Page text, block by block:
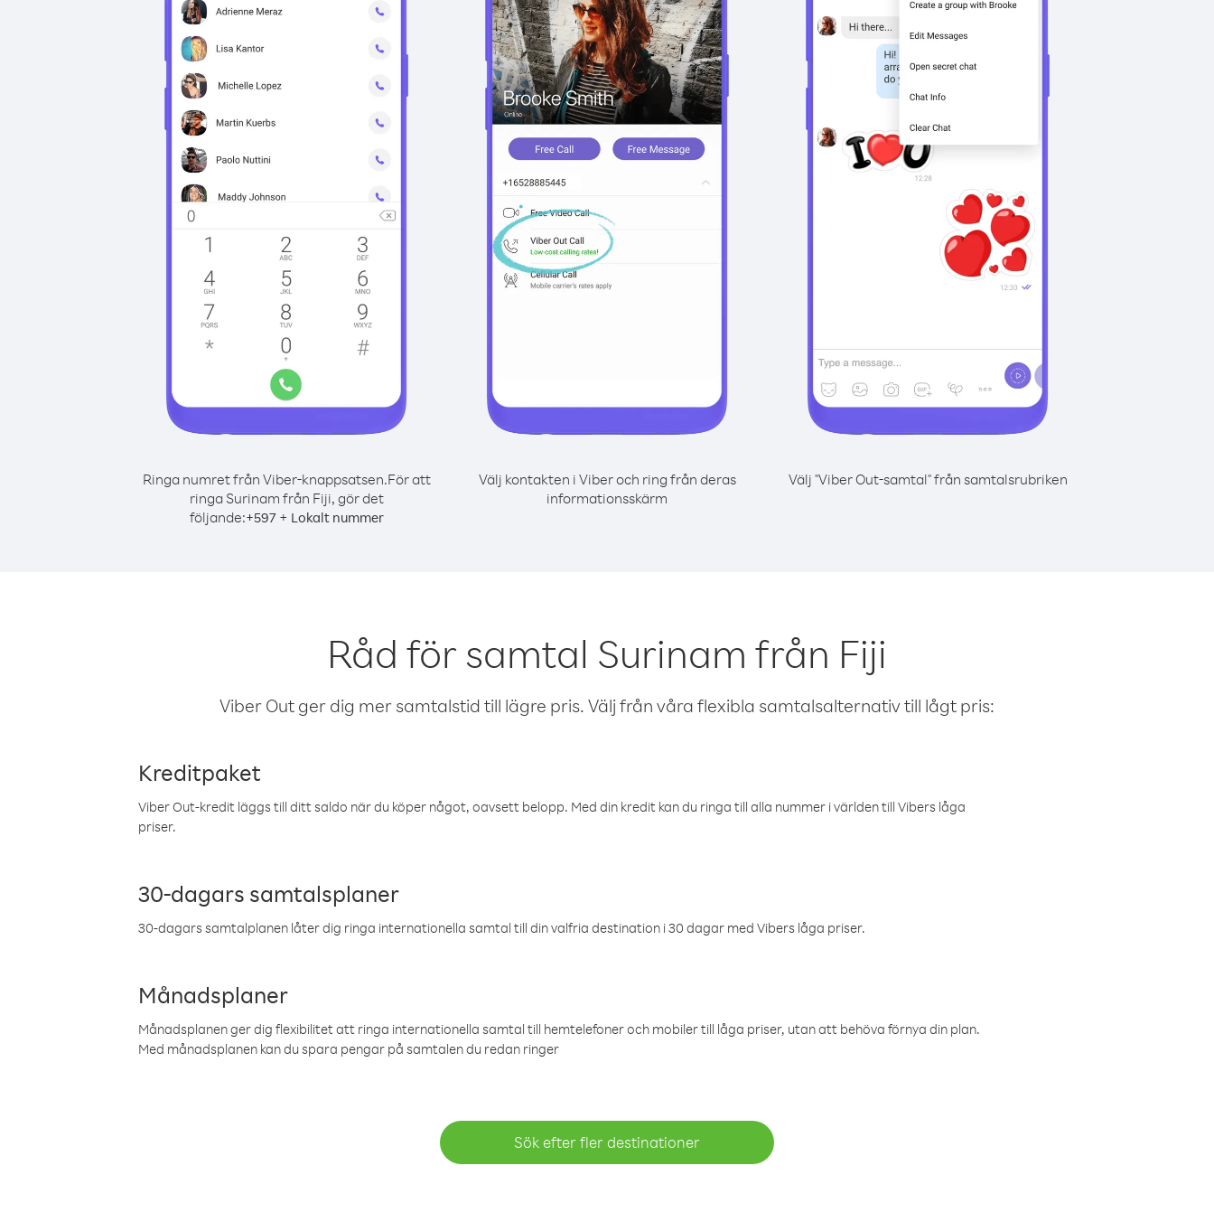
Ringa numret från Viber-knappsatsen.För att
ringa Surinam från Fiji, gör det
följande:+597+ Lokalt nummer
Välj kontakten i Viber och ring från deras
informationsskärm
Välj "Viber Out-samtal" från samtalsrubriken
Råd för samtal Surinam från Fiji
Viber Out ger dig mer samtalstid till lägre pris. Välj från våra flexibla samtalsalternativ till lågt pris:
Kreditpaket
Viber Out-kredit läggs till ditt saldo när du köper något, oavsett belopp. Med din kredit kan du ringa till alla nummer i världen till Vibers låga
priser.
30-dagars samtalsplaner
30-dagars samtalplanen låter dig ringa internationella samtal till din valfria destination i 30 dagar med Vibers låga priser.
Månadsplaner
Månadsplanen ger dig flexibilitet att ringa internationella samtal till hemtelefoner och mobiler till låga priser, utan att behöva förnya din plan.
Med månadsplanen kan du spara pengar på samtalen du redan ringer
Sök efter fler destinationer